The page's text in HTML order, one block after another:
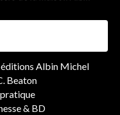
éditions Albin Michel
Beaton
pratique
& BD